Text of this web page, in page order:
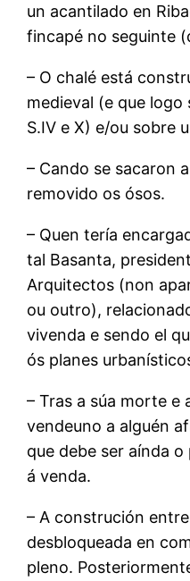
un acantilado en
fincapé no seguinte
– O chalé está
medieval (e que
S.IV e X) e/ou sobre
– Cando se sacaron
removido os ósos.
– Quen tería
tal Basanta,
Arquitectos (non
ou outro),
vivenda e sendo el
ós planes
– Tras a súa morte e
vendeuno a alguén
que debe ser aínda
á venda.
– A construción
desbloqueada en
pleno.